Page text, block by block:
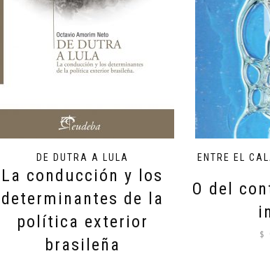
DE DUTRA A LULA
La conducción y los
determinantes de la
política exterior
brasileña
ENTRE EL
O del
$